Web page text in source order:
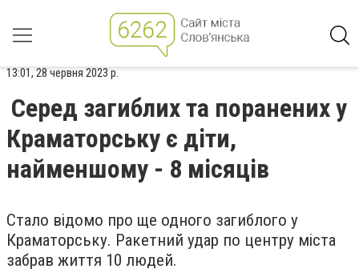
13:01, 28 червня 2023 р.
Серед загиблих та поранених у
Краматорську є діти,
найменшому - 8 місяців
Стало відомо про ще одного загиблого у
Краматорську. Ракетний удар по центру міста
забрав життя 10 людей.